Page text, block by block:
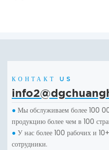
КОНТАКТ US
● Мы обслуживаем более 100
продукцию более чем в 100
● У нас более 100 рабочих и
сотрудники.